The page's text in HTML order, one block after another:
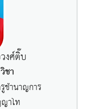
งศ์ติ๊บ
ชา
ชำนาญการ
าโท